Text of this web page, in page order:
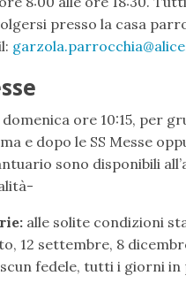
presso la casa
domenica ore 10:15,
e dopo le SS Messe
sono disponibili
alle solite condizioni
12 settembre, 8
fedele, tutti i giorni